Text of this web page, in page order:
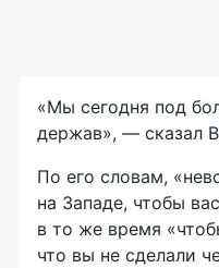
«Мы сегодня под
держав», — сказал
По его словам,
на Западе, чтобы
в то же время
что вы не сделали